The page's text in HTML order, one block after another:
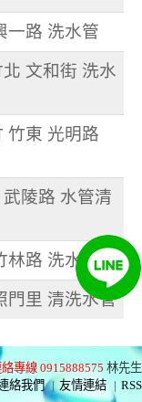
一路 洗水管
文和街 洗水
竹東 光明路
陵路 水管清
林路 洗水管
門里 清洗水管
專線 0915888575 林先生
絡我們 | 友情連結 | RSS